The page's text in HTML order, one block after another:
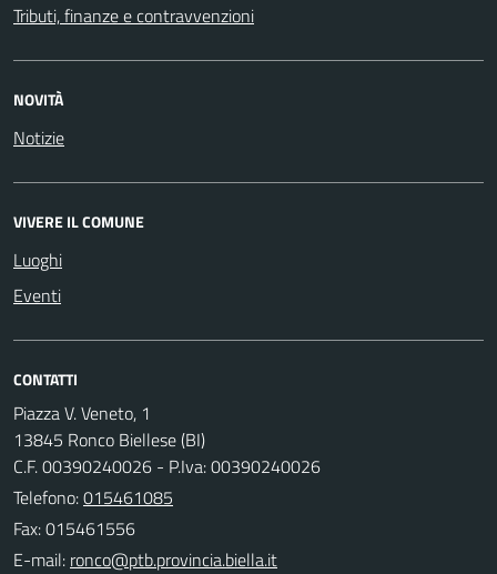
Tributi, finanze e contravvenzioni
NOVITÀ
Notizie
VIVERE IL COMUNE
Luoghi
Eventi
CONTATTI
Piazza V. Veneto, 1
13845 Ronco Biellese (BI)
C.F. 00390240026 - P.Iva: 00390240026
Telefono:015461085
Fax: 015461556
E-mail: